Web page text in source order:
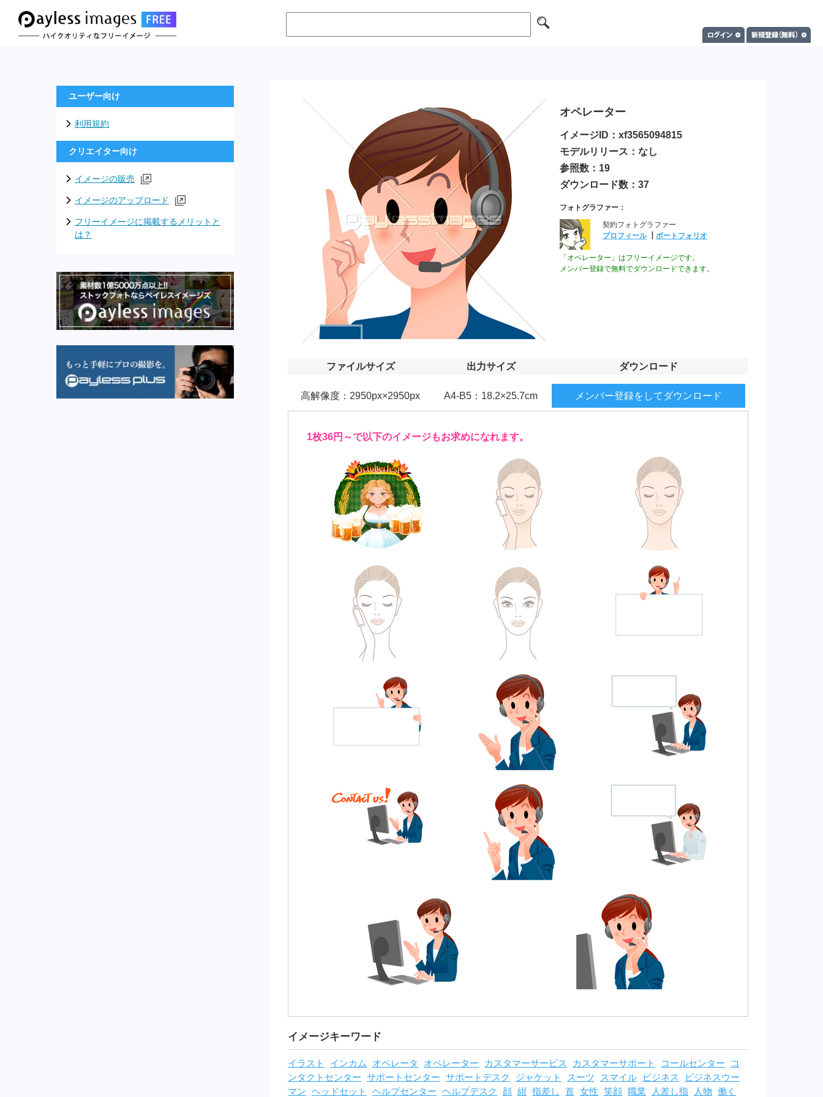
オペレーター
イメージID：xf3565094815
モデルリリース：なし
参照数：19
ダウンロード数：37
フォトグラファー：
契約フォトグラファー
プロフィール┃ポートフォリオ
「オペレーター」はフリーイメージです。
メンバー登録で無料でダウンロードできます。
ファイルサイズ 出力サイズ ダウンロード
高解像度：2950px×2950px A4-B5：18.2×25.7cm メンバー登録をしてダウンロード
1枚36円～で以下のイメージもお求めになれます。
イメージキーワード
イラスト インカム オペレータ オペレーター カスタマーサービス カスタマーサポート コールセンター
コ
ンタクトセンター
サポートセンター サポートデスク ジャケット スーツ スマイル ビジネス
ビジネスウー
マン
ヘッドセット ヘルプセンター ヘルプデスク 顔 紺 指差し 首 女性 笑顔 職業 人差し指 人物 働く
ユーザー向け
利用規約
クリエイター向け
イメージの販売
イメージのアップロード
フリーイメージに掲載するメリットと
は？